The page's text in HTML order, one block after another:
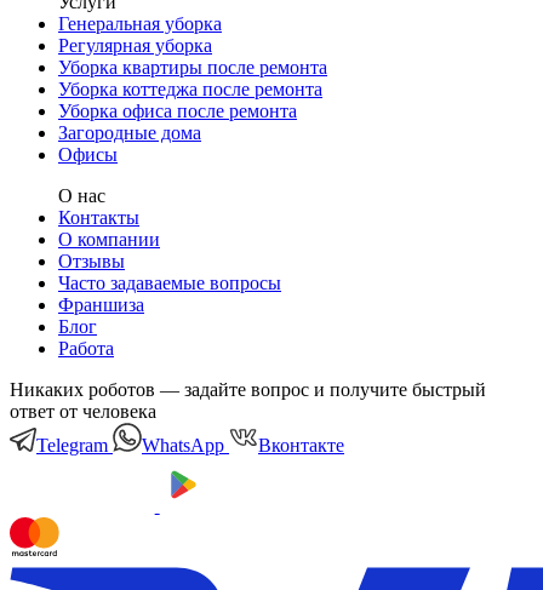
Генеральная уборка
Регулярная уборка
Уборка квартиры после ремонта
Уборка коттеджа после ремонта
Уборка офиса после ремонта
Загородные дома
Офисы
О нас
Контакты
О компании
Отзывы
Часто задаваемые вопросы
Франшиза
Блог
Работа
Никаких роботов — задайте вопрос и получите быстрый
ответ от человека
Telegram
WhatsApp Вконтакте